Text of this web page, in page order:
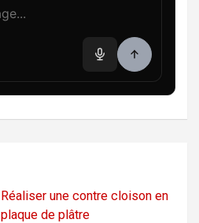
Réaliser une contre cloison en
plaque de plâtre